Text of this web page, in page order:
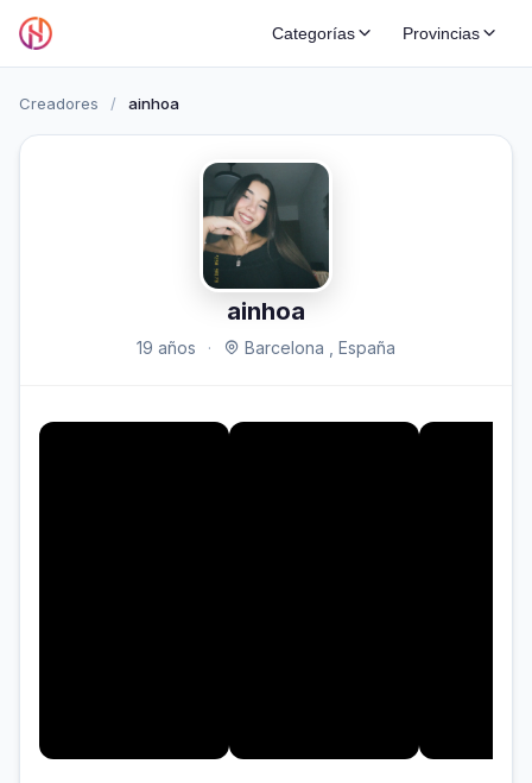
Categorías Provincias
Creadores / ainhoa
ainhoa
19 años · Barcelona , España